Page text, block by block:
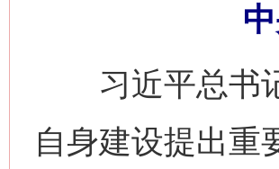
习近平总书记
自身建设提出重